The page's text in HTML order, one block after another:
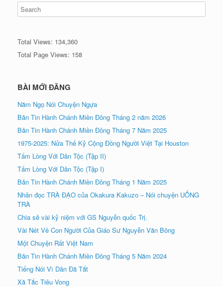
Total Views: 134,360
Total Page Views: 158
BÀI MỚI ĐĂNG
Năm Ngọ Nói Chuyện Ngựa
Bản Tin Hành Chánh Miền Đông Tháng 2 năm 2026
Bản Tin Hành Chánh Miền Đông Tháng 7 Năm 2025
1975-2025: Nửa Thế Kỷ Cộng Đồng Người Việt Tại Houston
Tấm Lòng Với Dân Tộc (Tập II)
Tấm Lòng Với Dân Tộc (Tập I)
Bản Tin Hành Chánh Miền Đông Tháng 1 Năm 2025
Nhân đọc TRÀ ÐẠO của Okakura Kakuzo – Nói chuyện UỐNG
TRÀ
Chia sẻ vài kỷ niệm với GS Nguyễn quốc Trị.
Vài Nét Về Con Người Của Giáo Sư Nguyễn Văn Bông
Một Chuyện Rất Việt Nam
Bản Tin Hành Chánh Miền Đông Tháng 5 Năm 2024
Tiếng Nói Vì Dân Đã Tắt
Xã Tắc Tiêu Vong